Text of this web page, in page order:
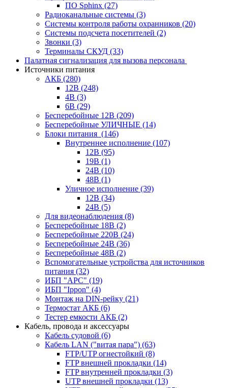
ПО Sphinx (27)
Радиоканальные системы (3)
Системы контроля работы охранников (20)
Системы подсчета посетителей (2)
Звонки (3)
Терминалы СКУД (33)
Палатная сигнализация для вызова персонала
Источники питания
АКБ (280)
12В (248)
4В (3)
6В (29)
Бесперебойные 12В (209)
Бесперебойные УЛИЧНЫЕ (14)
Блоки питания (146)
Внутреннее исполнение (107)
12В (95)
19В (1)
24В (10)
48В (1)
Уличное исполнение (39)
12В (34)
24В (5)
Для видеонаблюдения (8)
Бесперебойные 18В (2)
Бесперебойные 220В (24)
Бесперебойные 24В (36)
Бесперебойные 48В (2)
Вспомогательные устройства для источников
питания (32)
ИБП "APC" (19)
ИБП "Ippon" (4)
Монтаж на DIN-рейку (21)
Термостат АКБ (6)
Тестер емкости АКБ (2)
Кабель, провода и аксессуары
Кабель судовой (6)
Кабель LAN ("витая пара") (63)
FTP/UTP огнестойкий (8)
FTP внешней прокладки (14)
FTP внутренней прокладки (3)
UTP внешней прокладки (13)